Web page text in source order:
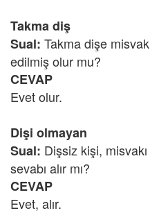
Takma diş
Sual: Takma dişe
edilmiş olur mu?
CEVAP
Evet olur.
Dişi olmayan
Sual: Dişsiz kişi,
sevabı alır mı?
CEVAP
Evet, alır.